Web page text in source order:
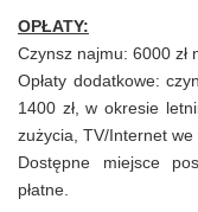
OPŁATY:
Czynsz najmu: 6000 zł
Opłaty dodatkowe:
1400 zł, w okresie
zużycia, TV/Internet we
Dostępne miejsce
płatne.